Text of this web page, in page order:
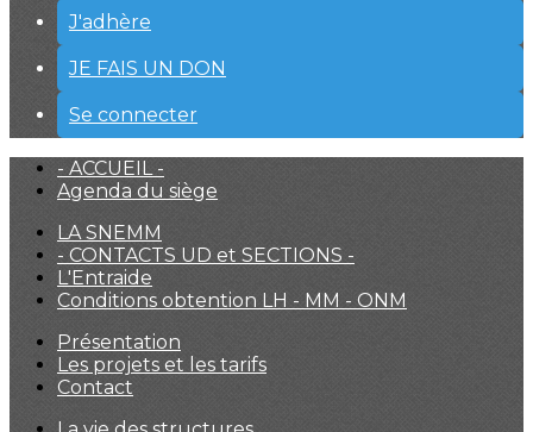
J'adhère
JE FAIS UN DON
Se connecter
- ACCUEIL -
Agenda du siège
LA SNEMM
- CONTACTS UD et SECTIONS -
L'Entraide
Conditions obtention LH - MM - ONM
Présentation
Les projets et les tarifs
Contact